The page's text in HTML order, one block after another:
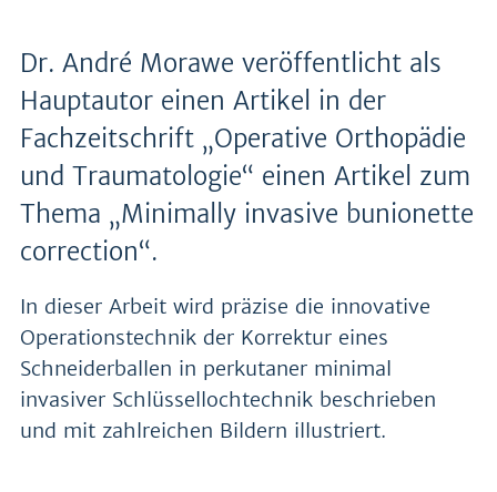
Dr. André Morawe veröffentlicht als
Hauptautor einen Artikel in der
Fachzeitschrift „Operative Orthopädie
und Traumatologie“ einen Artikel zum
Thema „Minimally invasive bunionette
correction“.
In dieser Arbeit wird präzise die innovative
Operationstechnik der Korrektur eines
Schneiderballen in perkutaner minimal
invasiver Schlüssellochtechnik beschrieben
und mit zahlreichen Bildern illustriert.